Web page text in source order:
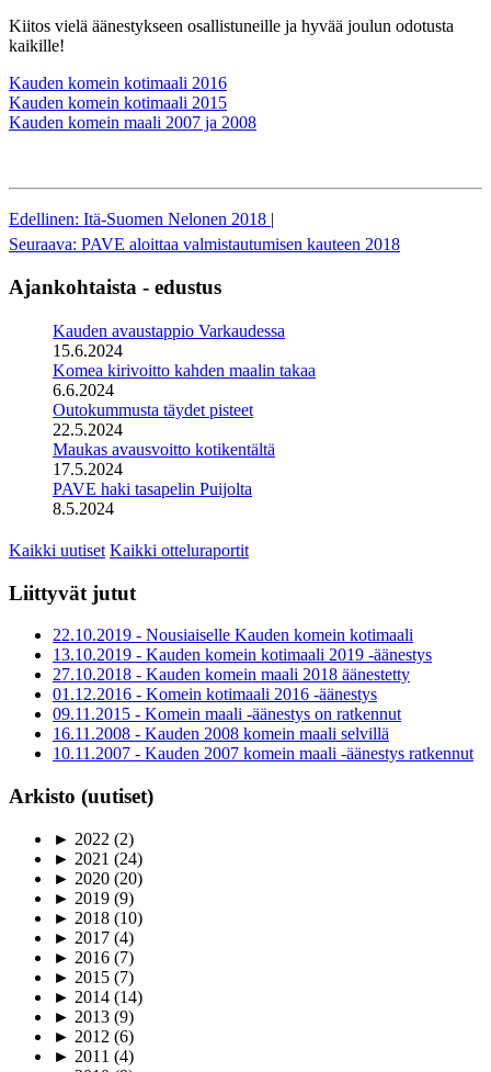
Kiitos vielä äänestykseen osallistuneille ja hyvää joulun odotusta
kaikille!
Kauden komein kotimaali 2016
Kauden komein kotimaali 2015
Kauden komein maali 2007 ja 2008
Edellinen: Itä-Suomen Nelonen 2018 |
Seuraava: PAVE aloittaa valmistautumisen kauteen 2018
Ajankohtaista - edustus
Kauden avaustappio Varkaudessa
15.6.2024
Komea kirivoitto kahden maalin takaa
6.6.2024
Outokummusta täydet pisteet
22.5.2024
Maukas avausvoitto kotikentältä
17.5.2024
PAVE haki tasapelin Puijolta
8.5.2024
Kaikki uutiset Kaikki otteluraportit
Liittyvät jutut
22.10.2019 - Nousiaiselle Kauden komein kotimaali
13.10.2019 - Kauden komein kotimaali 2019 -äänestys
27.10.2018 - Kauden komein maali 2018 äänestetty
01.12.2016 - Komein kotimaali 2016 -äänestys
09.11.2015 - Komein maali -äänestys on ratkennut
16.11.2008 - Kauden 2008 komein maali selvillä
10.11.2007 - Kauden 2007 komein maali -äänestys ratkennut
Arkisto (uutiset)
► 2022 (2)
► 2021 (24)
► 2020 (20)
► 2019 (9)
► 2018 (10)
► 2017 (4)
► 2016 (7)
► 2015 (7)
► 2014 (14)
► 2013 (9)
► 2012 (6)
► 2011 (4)